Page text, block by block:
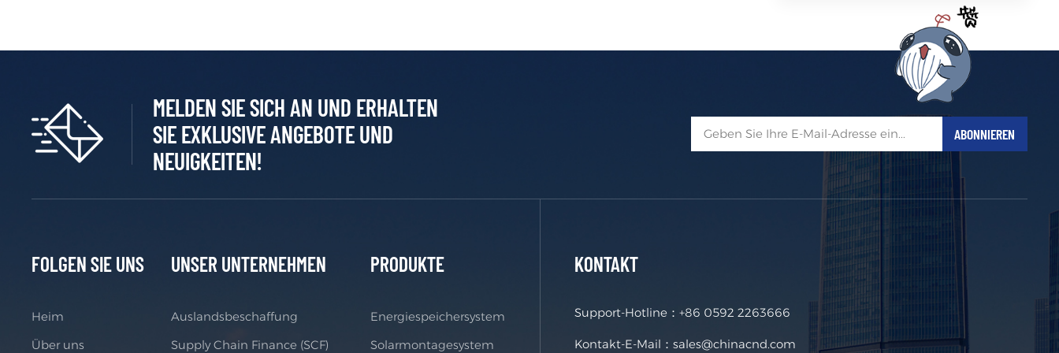
MELDEN SIE SICH AN UND ERHALTEN
SIE EXKLUSIVE ANGEBOTE UND
NEUIGKEITEN!
FOLGEN SIE UNS
Heim
Über uns
UNSER UNTERNEHMEN
Auslandsbeschaffung
Supply Chain Finance (SCF)
PRODUKTE
Energiespeichersystem
Solarmontagesystem
KONTAKT
Support-Hotline：+86 0592 2263666
Kontakt-E-Mail：sales@chinacnd.com